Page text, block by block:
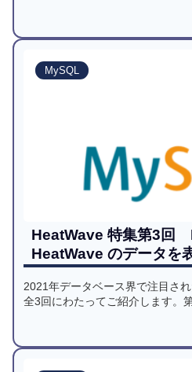
今回は、SpectrumからAmazon
いて紹介します。
MySQL
HeatWave 特集第3回
HeatWave のデータを
2021年データベース界で注目さ
全3回にわたってご紹介します。
分析データBIツールである